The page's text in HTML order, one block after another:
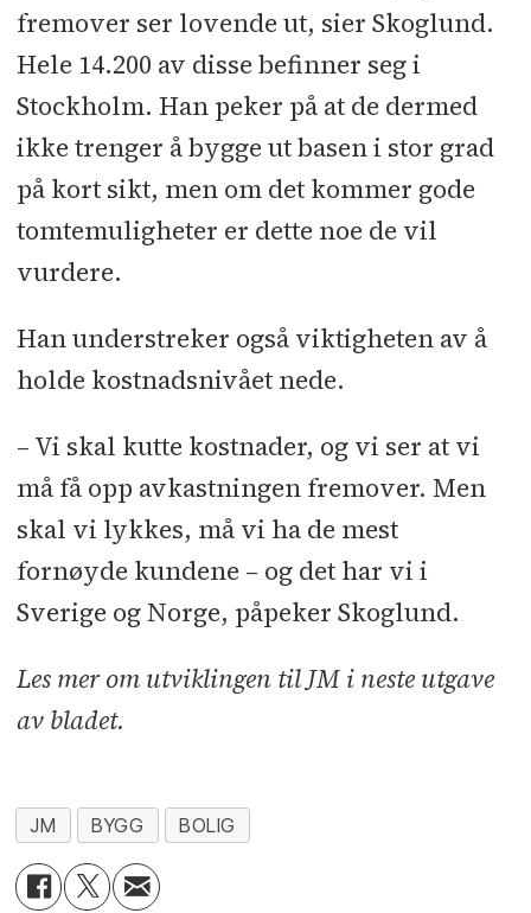
fremover ser lovende ut, sier Skoglund.
Hele 14.200 av disse befinner seg i
Stockholm. Han peker på at de dermed
ikke trenger å bygge ut basen i stor grad
på kort sikt, men om det kommer gode
tomtemuligheter er dette noe de vil
vurdere.
Han understreker også viktigheten av å
holde kostnadsnivået nede.
– Vi skal kutte kostnader, og vi ser at vi
må få opp avkastningen fremover. Men
skal vi lykkes, må vi ha de mest
fornøyde kundene – og det har vi i
Sverige og Norge, påpeker Skoglund.
Les mer om utviklingen til JM i neste utgave
av bladet.
JM BYGG BOLIG